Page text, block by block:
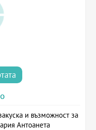
и възможност за
Антоанета